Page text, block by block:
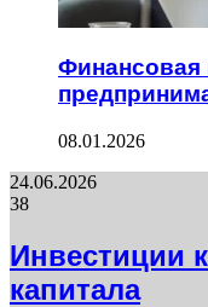
Финансовая
08.01.2026
24.06.2026
38
Инвестиции
капитала